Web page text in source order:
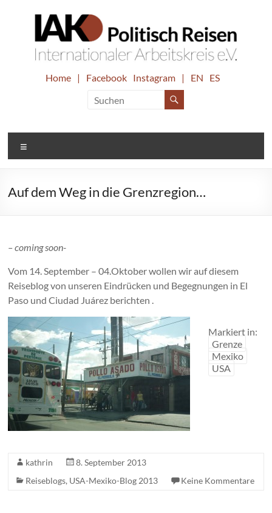
IAK.
Reisen
Internationaler
Home | Facebook Instagram | EN ES
Auf dem Weg in die Grenzregion…
– coming soon-
Vom 14. September – 04.Oktober wollen wir auf diesem
Reiseblog von unseren Eindrücken und Begegnungen in El
Paso und Ciudad Juárez berichten .
Markiert in:
Grenze
Mexiko
USA
kathrin
8. September 2013
Reiseblogs, USA-Mexiko-Blog 2013 Keine Kommentare